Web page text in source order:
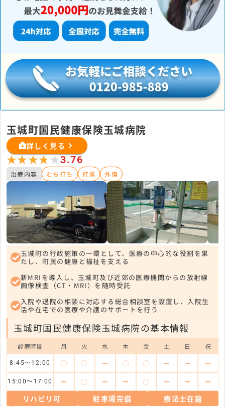
玉城町国民健康保険玉城病院
詳しく見る
★★★★★
★★★★★3.76
治療内容 むち打ち 打撲 外傷
玉城町の行政施策の一環として、医療の中心的な役割を果
たし、町民の健康と福祉を支える
新MRIを導入し、玉城町及び近郊の医療機関からの放射線
画像検査（CT・MRI）を随時受託
入院や退院の相談に対応する総合相談室を設置し、入院生
活や在宅での医療や介護のサポートを行う
玉城町国民健康保険玉城病院の基本情報
診療時間 月 火 水 木 金 土 日 祝
8:45～12:00 ◯ ◯ ー ◯ ◯ ー ー ー
15:00～17:00 ー ◯ ー ー ◯ ー ー ー
リハビリ可 駐車場完備
療法士在籍